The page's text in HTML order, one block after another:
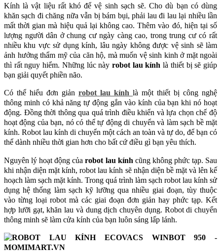
Kính là vật liệu rất khó để vệ sinh sạch sẽ. Cho dù bạn có dùng
khăn sạch đi chăng nữa vẫn bị bám bụi, phải lau đi lau lại nhiều lần
mất thời gian mà hiệu quả lại không cao. Thêm vào đó, hiện tại số
lượng người dân ở chung cư ngày càng cao, trong trung cư có rất
nhiều khu vực sử dụng kính, lâu ngày không được vệ sinh sẽ làm
ảnh hưởng thẩm mỹ của căn hộ, mà muốn vệ sinh kinh ở mặt ngoài
thì rất nguy hiểm. Những lúc này robot lau kính là thiết bị sẽ giúp
bạn giải quyết phiền não.
Có thể hiểu đơn giản robot lau kính là một thiết bị công nghệ
thông minh có khả năng tự động gắn vào kính của bạn khi nó hoạt
động. Đồng thời thông qua quá trình điều khiển và lựa chọn chế độ
hoạt động của bạn, nó có thể tự động di chuyển và làm sạch bề mặt
kính. Robot lau kính di chuyển một cách an toàn và tự do, để bạn có
thể dành nhiều thời gian hơn cho bất cứ điều gì bạn yêu thích.
Nguyên lý hoạt động củarobot lau kínhcũng không phức tạp. Sau
khi nhận diện mặt kính, robot lau kính sẽ nhận diện bề mặt và lên kế
hoạch làm sạch mặt kính. Trong quá trình làm sạch robot lau kính sử
dụng hệ thống làm sạch kỹ lưỡng qua nhiều giai đoạn, tùy thuộc
vào từng loại robot mà các giai đoạn đơn giản hay phức tạp. Kết
hợp lưỡi gạt, khăn lau và dung dịch chuyên dụng. Robot di chuyển
thông minh sẽ làm cửa kính của bạn luôn sáng lấp lánh.